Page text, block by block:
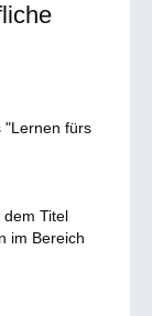
"Lernen fürs
Titel
im Bereich